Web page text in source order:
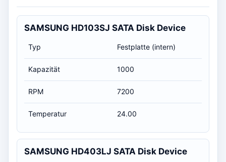
SAMSUNG HD103SJ SATA Disk Device
Typ Festplatte (intern)
Kapazität 1000
RPM 7200
Temperatur 24.00
SAMSUNG HD403LJ SATA Disk Device